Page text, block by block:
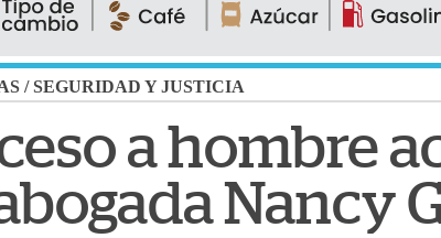
/SEGURIDAD Y JUSTICIA
a hombre
Nancy